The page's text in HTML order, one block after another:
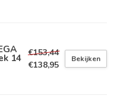
14
€153,44
€138,95
Bekijken